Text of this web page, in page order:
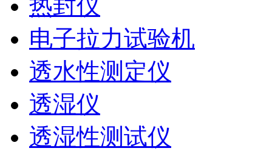
热封仪
电子拉力试验机
透水性测定仪
透湿仪
透湿性测试仪